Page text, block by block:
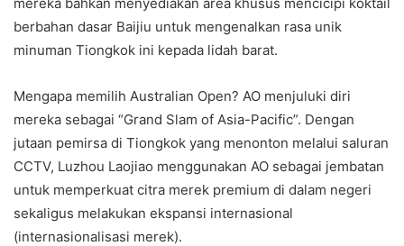
berbahan dasar Baijiu untuk mengenalkan rasa unik
minuman Tiongkok ini kepada lidah barat.
Mengapa memilih Australian Open? AO menjuluki diri
mereka sebagai “Grand Slam of Asia-Pacific”. Dengan
jutaan pemirsa di Tiongkok yang menonton melalui saluran
CCTV, Luzhou Laojiao menggunakan AO sebagai jembatan
untuk memperkuat citra merek premium di dalam negeri
sekaligus melakukan ekspansi internasional
(internasionalisasi merek).